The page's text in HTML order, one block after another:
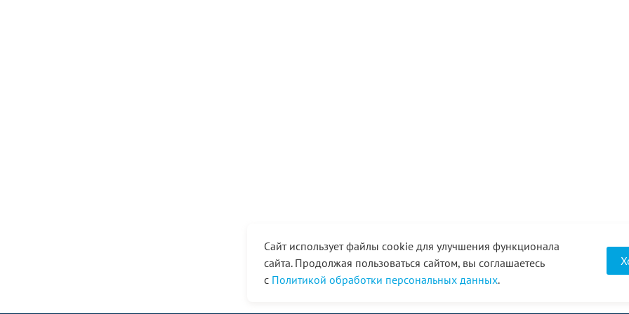
Сайт использует файлы cookie для улучшения функционала
сайта. Продолжая пользоваться сайтом, вы соглашаетесь
с Политикой обработки персональных данных.